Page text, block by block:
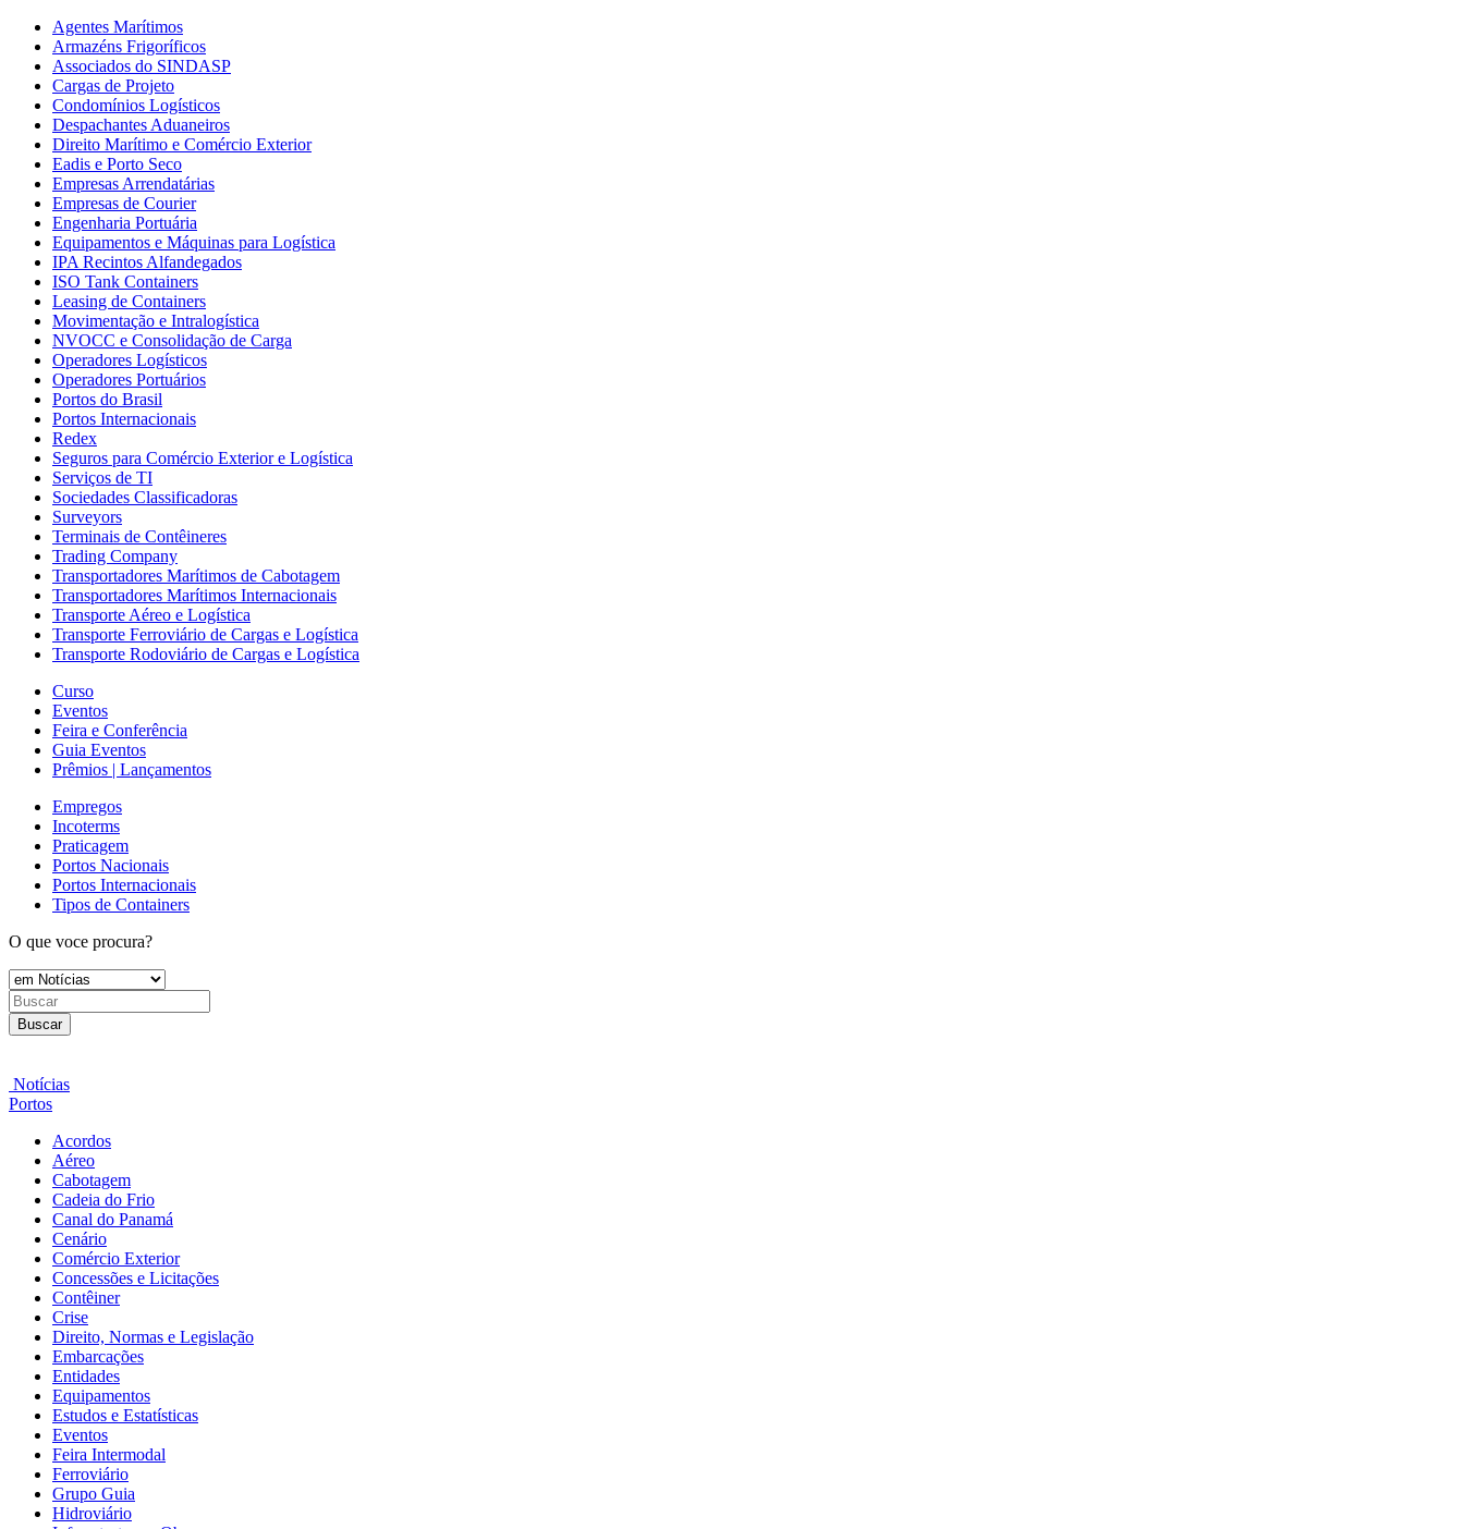
Agentes Marítimos
Armazéns Frigoríficos
Associados do SINDASP
Cargas de Projeto
Condomínios Logísticos
Despachantes Aduaneiros
Direito Marítimo e Comércio Exterior
Eadis e Porto Seco
Empresas Arrendatárias
Empresas de Courier
Engenharia Portuária
Equipamentos e Máquinas para Logística
IPA Recintos Alfandegados
ISO Tank Containers
Leasing de Containers
Movimentação e Intralogística
NVOCC e Consolidação de Carga
Operadores Logísticos
Operadores Portuários
Portos do Brasil
Portos Internacionais
Redex
Seguros para Comércio Exterior e Logística
Serviços de TI
Sociedades Classificadoras
Surveyors
Terminais de Contêineres
Trading Company
Transportadores Marítimos de Cabotagem
Transportadores Marítimos Internacionais
Transporte Aéreo e Logística
Transporte Ferroviário de Cargas e Logística
Transporte Rodoviário de Cargas e Logística
Curso
Eventos
Feira e Conferência
Guia Eventos
Prêmios | Lançamentos
Empregos
Incoterms
Praticagem
Portos Nacionais
Portos Internacionais
Tipos de Containers
O que voce procura?
Buscar
Notícias
Portos
Acordos
Aéreo
Cabotagem
Cadeia do Frio
Canal do Panamá
Cenário
Comércio Exterior
Concessões e Licitações
Contêiner
Crise
Direito, Normas e Legislação
Embarcações
Entidades
Equipamentos
Estudos e Estatísticas
Eventos
Feira Intermodal
Ferroviário
Grupo Guia
Hidroviário